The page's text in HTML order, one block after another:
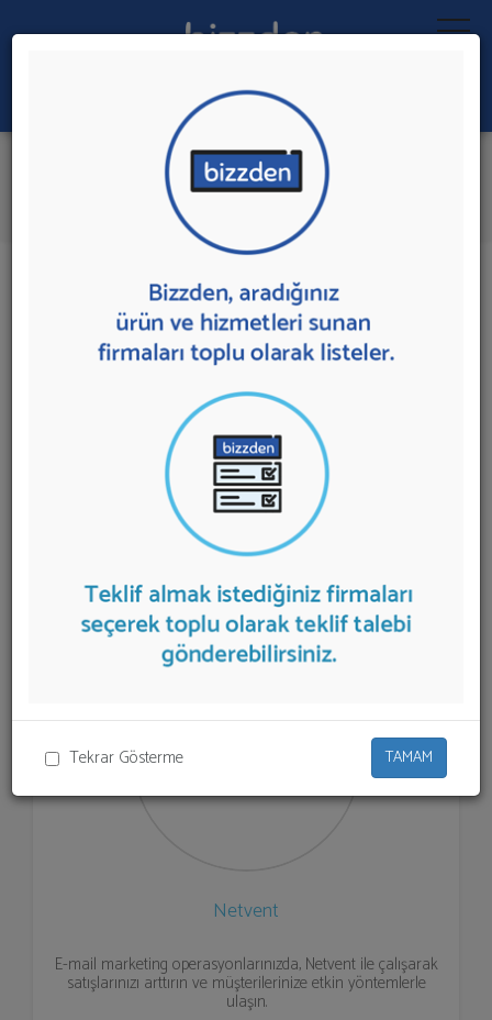
Tekrar Gösterme TAMAM
Ara:
Toplu E-posta Gönderimi
İlk 5 Firmadan Teklif İste
21 sonuç bulundu.
Toplu E-posta Gönderimisunan firmalar aşağıda
listelenmektedir.
Toplu E-posta Gönderimi
almak için listeden seçim yapıp ya da "İlk 5 Firmadan
Teklif İste" kısmından toplu olarak teklif talebinizi
firmalara aktarabilirsiniz.
Netvent
E-mail marketing operasyonlarınızda, Netvent ile çalışarak
satışlarınızı arttırın ve müşterilerinize etkin yöntemlerle
ulaşın.